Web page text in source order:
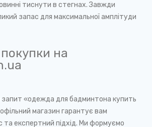
тиснути в стегнах. Завжди
запас для максимальної амплітуди
на
«одежда для бадминтона купить
магазин гарантує вам
та експертний підхід. Ми формуємо